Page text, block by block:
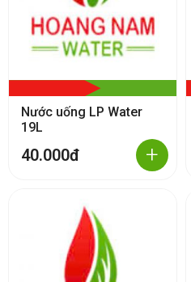
Nước uống LP Water
19L
40.000đ +